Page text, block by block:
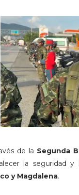
de la Segunda
la seguridad y
y Magdalena.